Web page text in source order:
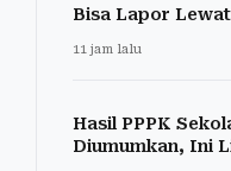
Bisa Lapor
11 jam lalu
Hasil PPPK
Diumumkan, Ini